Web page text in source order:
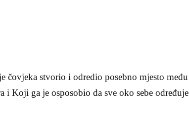
stvorio i odredio posebno mjesto među
Koji ga je osposobio da sve oko sebe određuje